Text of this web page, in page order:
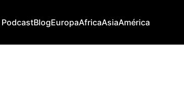
PodcastBlogEuropaAfricaAsiaAmérica